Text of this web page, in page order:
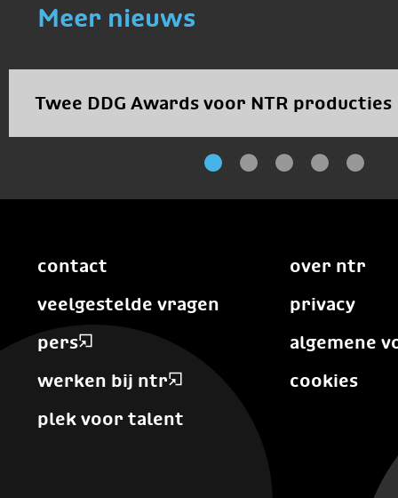
Meer nieuws
Twee DDG Awards voor NTR producties
contact
veelgestelde vragen
pers
werken bij ntr
plek voor talent
over ntr
privacy
algemene
cookies